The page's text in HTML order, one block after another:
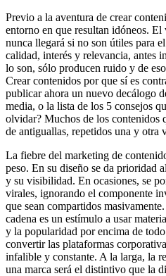
Previo a la aventura de crear
entorno en que resultan idóneos.
nunca llegará si no son útiles para
calidad, interés y relevancia, antes
lo son, sólo producen ruido y de
Crear contenidos por que sí es
publicar ahora un nuevo decálogo
media, o la lista de los 5 consejos
olvidar? Muchos de los contenidos
de antiguallas, repetidos una y otra
La fiebre del marketing de
peso. En su diseño se da prioridad
y su visibilidad. En ocasiones, se
virales, ignorando el componente
que sean compartidos
cadena es un estímulo a usar
y la popularidad por encima de
convertir las plataformas
infalible y constante. A la larga, la
una marca será el distintivo que la